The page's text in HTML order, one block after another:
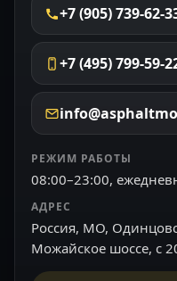
+7 (905) 739-62-
+7 (495) 799-59-
РЕЖИМ РАБОТЫ
08:00–23:00,
АДРЕС
Россия, МО,
Можайское шоссе, с